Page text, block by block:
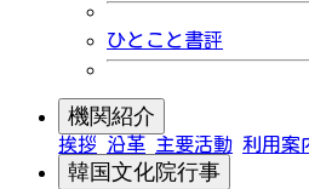
ひとこと書評
機関紹介
挨拶 沿革 主要活動 利用案
韓国文化院行事